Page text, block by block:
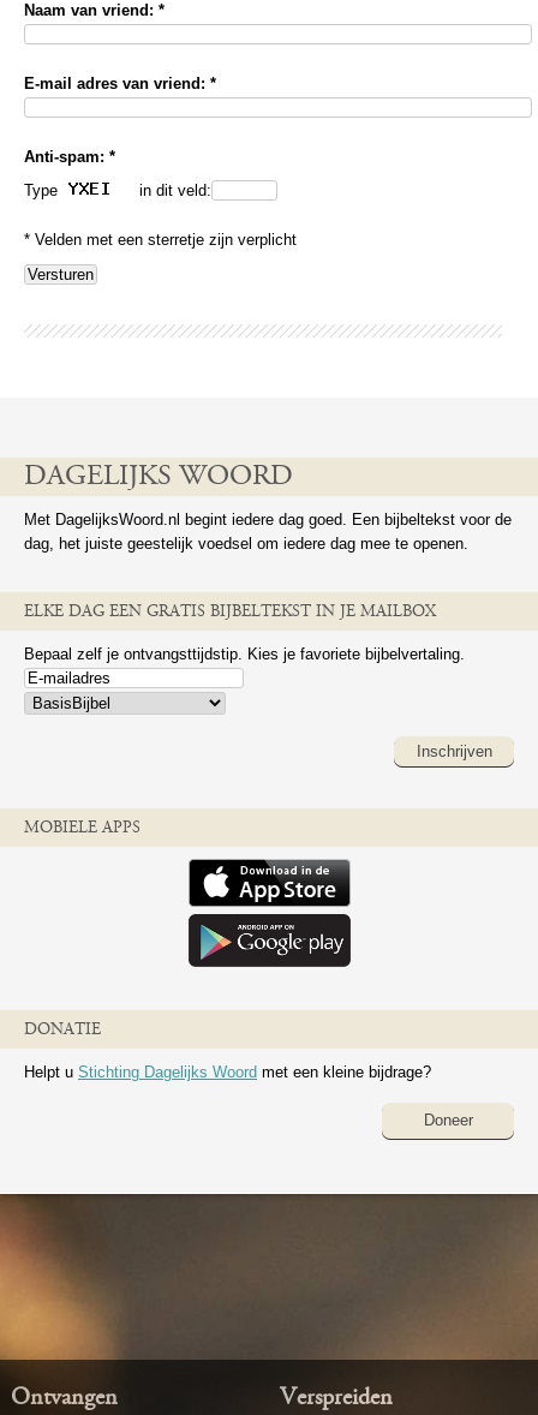
Naam van vriend: *
E-mail adres van vriend: *
Anti-spam: *
Type
in dit veld:
* Velden met een sterretje zijn verplicht
DAGELIJKS WOORD
Met DagelijksWoord.nl begint iedere dag goed. Een bijbeltekst voor de
dag, het juiste geestelijk voedsel om iedere dag mee te openen.
ELKE DAG EEN GRATIS BIJBELTEKST IN JE MAILBOX
Bepaal zelf je ontvangsttijdstip. Kies je favoriete bijbelvertaling.
Inschrijven
MOBIELE APPS
DONATIE
Helpt u Stichting Dagelijks Woord met een kleine bijdrage?
Doneer
Ontvangen Verspreiden